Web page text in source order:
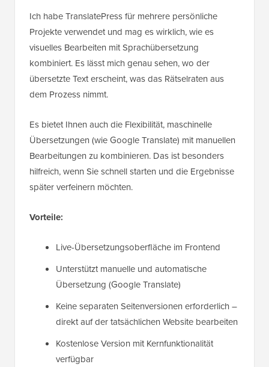
Ich habe TranslatePress für mehrere persönliche
Projekte verwendet und mag es wirklich, wie es
visuelles Bearbeiten mit Sprachübersetzung
kombiniert. Es lässt mich genau sehen, wo der
übersetzte Text erscheint, was das Rätselraten aus
dem Prozess nimmt.
Es bietet Ihnen auch die Flexibilität, maschinelle
Übersetzungen (wie Google Translate) mit manuellen
Bearbeitungen zu kombinieren. Das ist besonders
hilfreich, wenn Sie schnell starten und die Ergebnisse
später verfeinern möchten.
Vorteile:
Live-Übersetzungsoberfläche im Frontend
Unterstützt manuelle und automatische
Übersetzung (Google Translate)
Keine separaten Seitenversionen erforderlich –
direkt auf der tatsächlichen Website bearbeiten
Kostenlose Version mit Kernfunktionalität
verfügbar